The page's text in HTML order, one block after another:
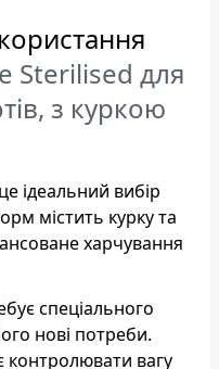
Sterilised для
з куркою
ідеальний вибір
містить курку та
харчування
спеціального
нові потреби.
вагу